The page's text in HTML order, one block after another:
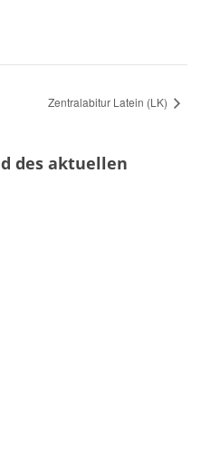
Zentralabitur Latein (LK)
des aktuellen